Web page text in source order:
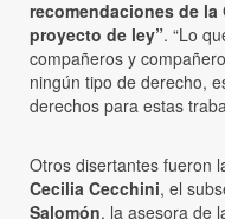
recomendaciones de
proyecto de ley”. “Lo
compañeros y
ningún tipo de derecho,
derechos para estas
Otros disertantes fueron
Cecilia Cecchini, el
Salomón, la asesora de